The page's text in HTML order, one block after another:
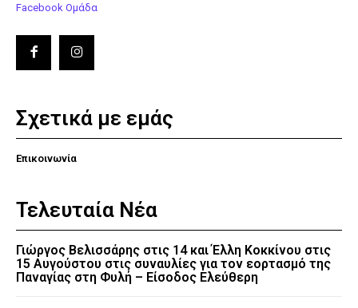
Facebook Ομάδα
Σχετικά με εμάς
Επικοινωνία
Τελευταία Νέα
Γιώργος Βελισσάρης στις 14 και Έλλη Κοκκίνου στις
15 Αυγούστου στις συναυλίες για τον εορτασμό της
Παναγίας στη Φυλή – Είσοδος Ελεύθερη